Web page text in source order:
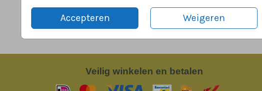
Accepteren Weigeren
Veilig winkelen en betalen